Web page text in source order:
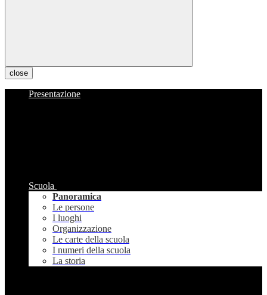
close
Presentazione
Scuola
Panoramica
Le persone
I luoghi
Organizzazione
Le carte della scuola
I numeri della scuola
La storia